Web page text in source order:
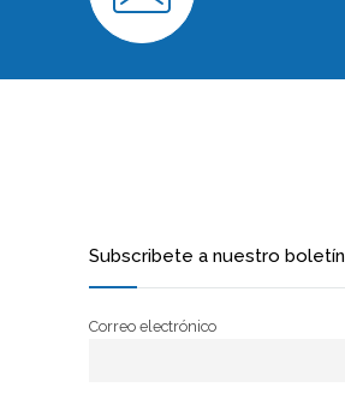
Subscribete a nuestro boletín
Correo electrónico